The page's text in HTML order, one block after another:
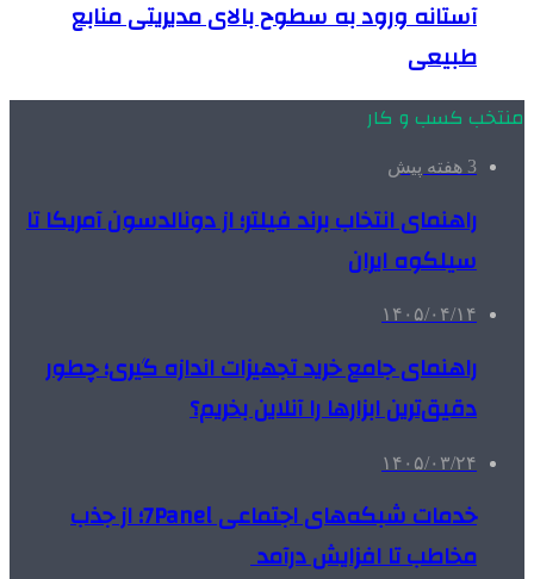
آستانه ورود به سطوح بالای مدیریتی منابع
طبیعی
منتخب کسب و کار
3 هفته پیش
راهنمای انتخاب برند فیلتر؛ از دونالدسون آمریکا تا
سیلکوه ایران
۱۴۰۵/۰۴/۱۴
راهنمای جامع خرید تجهیزات اندازه گیری؛ چطور
دقیق‌ترین ابزارها را آنلاین بخریم؟
۱۴۰۵/۰۳/۲۴
خدمات شبکه‌های اجتماعی 7Panel؛ از جذب
مخاطب تا افزایش درآمد